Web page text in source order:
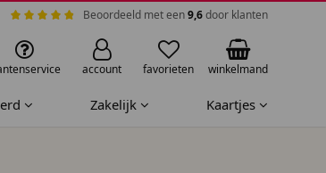
Beoordeeld met een9,6door klanten
account favorieten winkelmand
Zakelijk Kaartjes